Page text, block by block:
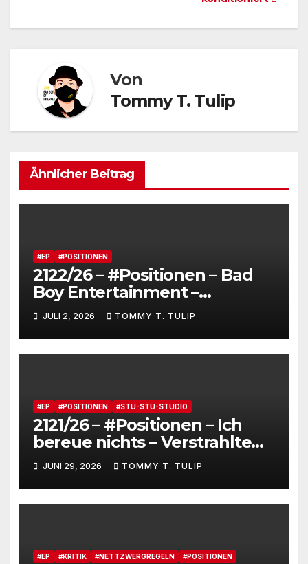
Von
Tommy T. Tulip
Ähnlicher Beitrag
#EP #POSITIONEN
2122/26 – #Positionen – Bad
Boy Entertainment –
Fensterstürze, ungeheurer
Reichtum,
dienstverpflichtete
JULI 2, 2026 TOMMY T. TULIP
#EP #POSITIONEN #STU-STU-STUDIO
2121/26 – #Positionen – Ich
bereue nichts – Verstrahlte
Menschen, verstrahlte
Kommentare, verstrahltes
Gesamterlebnis auf Social
media
JUNI 29, 2026 TOMMY T. TULIP
#EP #KRITIK #NETTZWERGREGELN #POSITIONEN